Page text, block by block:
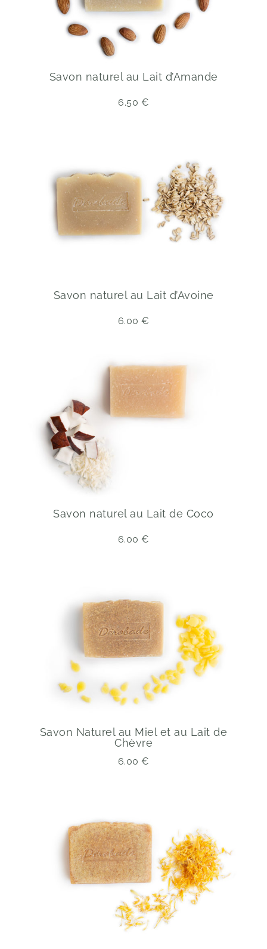
Savon naturel au Lait d’Amande
6.50 €
Savon naturel au Lait d’Avoine
6.00 €
Savon naturel au Lait de Coco
6.00 €
Savon Naturel au Miel et au Lait de
Chèvre
6.00 €